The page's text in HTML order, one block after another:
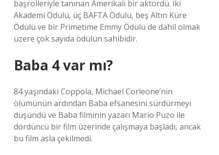
başrolleriyle tanınan Amerikalı bir aktördü. İki
Akademi Ödülü, üç BAFTA Ödülü, beş Altın Küre
Ödülü ve bir Primetime Emmy Ödülü de dahil olmak
üzere çok sayıda ödülün sahibidir.
Baba 4 var mı?
84 yaşındaki Coppola, Michael Corleone’nin
ölümünün ardından Baba efsanesini sürdürmeyi
düşündü ve Baba filminin yazarı Mario Puzo ile
dördüncü bir film üzerinde çalışmaya başladı, ancak
bu film asla çekilmedi.